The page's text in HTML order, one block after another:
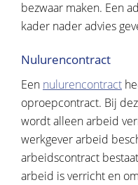
bezwaar maken. Een
kader nader advies
Nulurencontract
Een nulurencontract
oproepcontract. Bij
wordt alleen arbeid
werkgever arbeid
arbeidscontract
arbeid is verricht en